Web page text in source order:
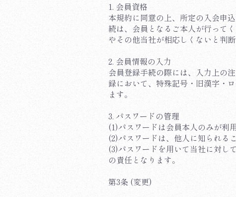
1. 会員資格
本規約に同意の上、所定の入会申
続は、会員となるご本人が行って
やその他当社が相応しくないと判
2. 会員情報の入力
会員登録手続の際には、入力上の
録において、特殊記号・旧漢字・
ます。
3. パスワードの管理
(1)パスワードは会員本人のみが利
(2)パスワードは、他人に知られる
(3)パスワードを用いて当社に対し
の責任となります。
第3条 (変更)